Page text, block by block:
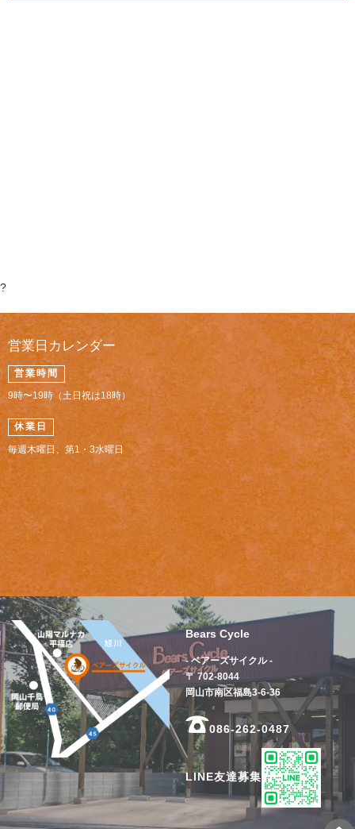
?
営業日カレンダー
営業時間
9時〜19時（土日祝は18時）
休業日
毎週木曜日、第1・3水曜日
Bears Cycle
- ベアーズサイクル -
〒 702-8044
岡山市南区福島3-6-36
086-262-0487
LINE友達募集